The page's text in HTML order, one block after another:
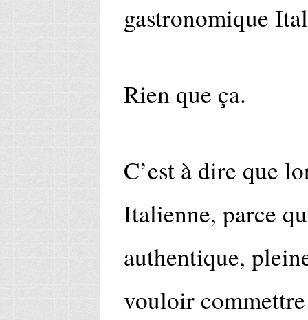
gastronomique
Rien que ça.
C’est à dire que
Italienne, parce
authentique,
vouloir